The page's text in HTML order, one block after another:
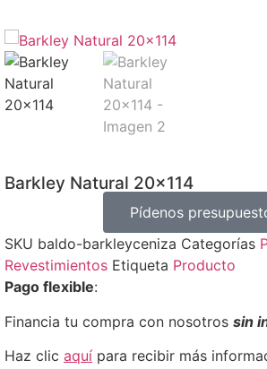
Barkley Natural 20×114
Pídenos
SKU baldo-barkleyceniza Categorías
Revestimientos Etiqueta Producto
Pago flexible:
Financia tu compra con nosotros sin
Haz clic aquí para recibir más